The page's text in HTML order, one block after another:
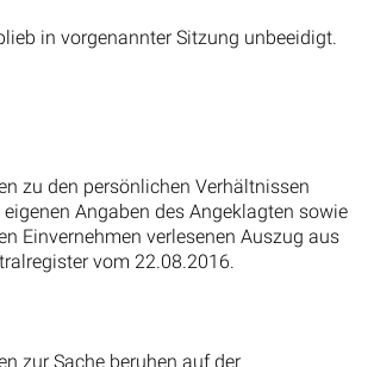
in vorgenannter Sitzung unbeeidigt.
zu den persönlichen Verhältnissen
Angaben des Angeklagten sowie
Einvernehmen verlesenen Auszug aus
vom 22.08.2016.
zur Sache beruhen auf der